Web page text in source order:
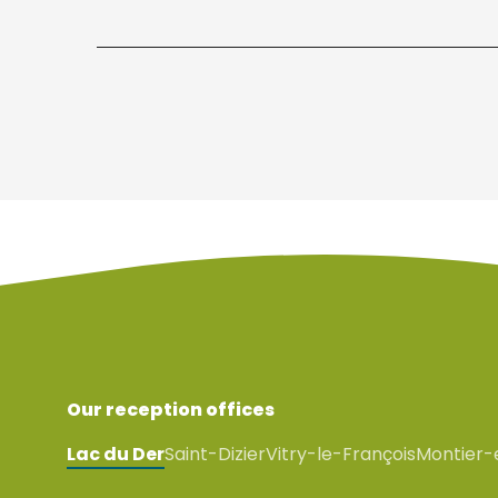
Our reception offices
Lac du DerSaint-DizierVitry-le-François